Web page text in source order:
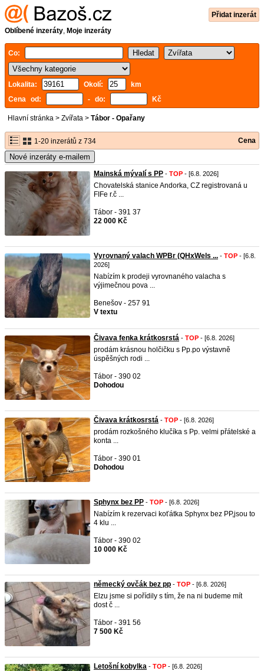
Přidat inzerát
Oblíbené inzeráty, Moje inzeráty
Co:
Lokalita: Okolí:
km
Cena od:
- do: Kč
Hlavní stránka > Zvířata > Tábor - Opařany
1-20 inzerátů z 734 Cena
Nové inzeráty e-mailem
Mainská mývalí s PP - TOP - [6.8. 2026]
Chovatelská stanice Andorka, CZ registrovaná u
FIFe r.č ...
Tábor - 391 37
22 000 Kč
Vyrovnaný valach WPBr (QHxWels ... - TOP - [6.8.
2026]
Nabízím k prodeji vyrovnaného valacha s
výjimečnou pova ...
Benešov - 257 91
V textu
Čivava fenka krátkosrstá - TOP - [6.8. 2026]
prodám krásnou holčičku s Pp.po výstavně
úspěšných rodi ...
Tábor - 390 02
Dohodou
Čivava krátkosrstá - TOP - [6.8. 2026]
prodám rozkošného klučíka s Pp. velmi přátelské a
konta ...
Tábor - 390 01
Dohodou
Sphynx bez PP - TOP - [6.8. 2026]
Nabízím k rezervaci koťátka Sphynx bez PP,jsou to
4 klu ...
Tábor - 390 02
10 000 Kč
německý ovčák bez pp - TOP - [6.8. 2026]
Elzu jsme si pořídily s tím, že na ni budeme mít
dost č ...
Tábor - 391 56
7 500 Kč
Letošní kobylka - TOP - [6.8. 2026]